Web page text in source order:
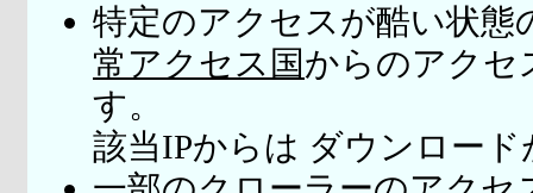
特定のアクセスが酷い状態
常アクセス国からのアクセ
す。
該当IPからは ダウンロー